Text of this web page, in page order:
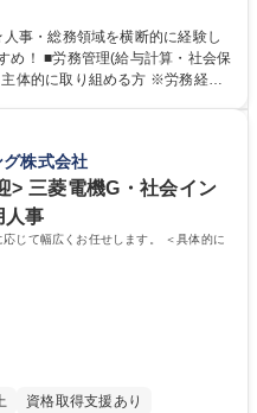
業務へ守備範囲を広げ、組織運
与
全衛生、健康経営推進等をお任せ
、幅広く経験を積んでいただき
す。 募集職種 【総
運営を支えるゼネラリストを目
事・総務領域を横断的に経験し
・社会保
体的に取り組める方 ※労務経験
手続き・勤怠管理など）の経験
株式会社
> 三菱電機G・社会イン
人事
じて幅広くお任せします。 ＜具体的に
資格取得支援あり